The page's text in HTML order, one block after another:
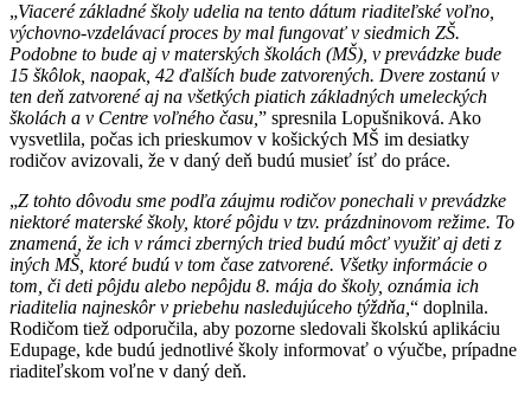
„Viaceré základné školy udelia na tento dátum riaditeľské voľno,
výchovno-vzdelávací proces by mal fungovať v siedmich ZŠ.
Podobne to bude aj v materských školách (MŠ), v prevádzke bude
15 škôlok, naopak, 42 ďalších bude zatvorených. Dvere zostanú v
ten deň zatvorené aj na všetkých piatich základných umeleckých
školách a v Centre voľného času, ” spresnila Lopušniková. Ako
vysvetlila, počas ich prieskumov v košických MŠ im desiatky
rodičov avizovali, že v daný deň budú musieť ísť do práce.
„Z tohto dôvodu sme podľa záujmu rodičov ponechali v prevádzke
niektoré materské školy, ktoré pôjdu v tzv. prázdninovom režime. To
znamená, že ich v rámci zberných tried budú môcť využiť aj deti z
iných MŠ, ktoré budú v tom čase zatvorené. Všetky informácie o
tom, či deti pôjdu alebo nepôjdu 8. mája do školy, oznámia ich
riaditelia najneskôr v priebehu nasledujúceho týždňa, “ doplnila.
Rodičom tiež odporučila, aby pozorne sledovali školskú aplikáciu
Edupage, kde budú jednotlivé školy informovať o výučbe, prípadne
riaditeľskom voľne v daný deň.